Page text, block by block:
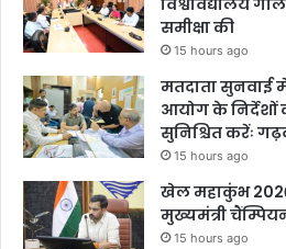
विश्वविद्यालय
समीक्षा की
15 hours ago
मतदाता सुनवाई में
आयोग के निर्देशों
सुनिश्चित करेंः
15 hours ago
खेल महाकुंभ
मुख्यमंत्री
15 hours ago